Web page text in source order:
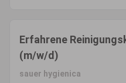
Erfahrene
(m/w/d)
sauer hygienica